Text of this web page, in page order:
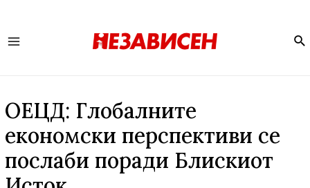
ОЕЦД: Глобалните
економски перспективи се
послаби поради Блискиот